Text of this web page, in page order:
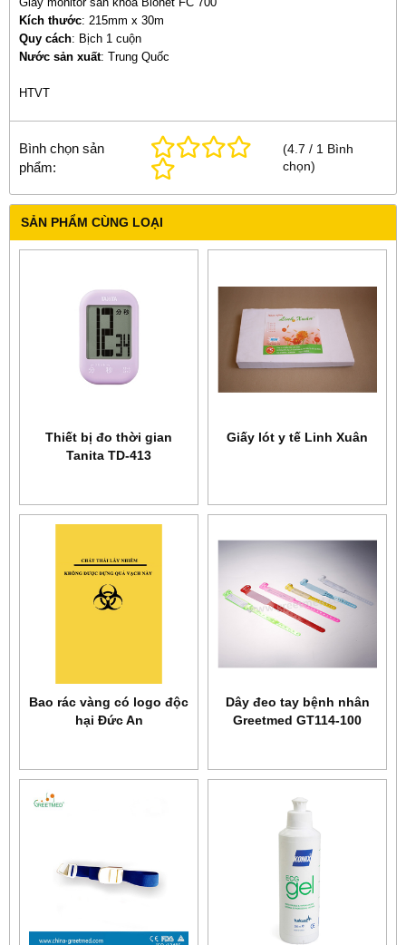
Kích thước: 215mm x 30m
Quy cách: Bịch 1 cuộn
Nước sản xuất: Trung Quốc
HTVT
Bình chọn sản
phẩm:
(4.7 / 1 Bình
chọn)
SẢN PHẨM CÙNG LOẠI
Thiết bị đo thời gian
Tanita TD-413
Giấy lót y tế Linh Xuân
Bao rác vàng có logo độc
hại Đức An
Dây đeo tay bệnh nhân
Greetmed GT114-100